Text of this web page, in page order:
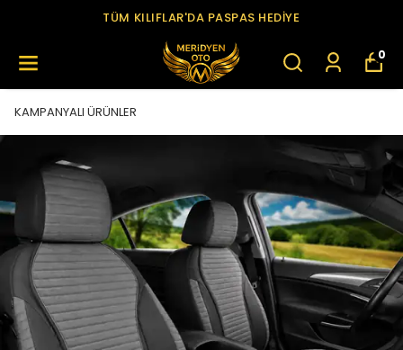
TÜM KILIFLAR'DA PASPAS HEDİYE
0
KAMPANYALI ÜRÜNLER